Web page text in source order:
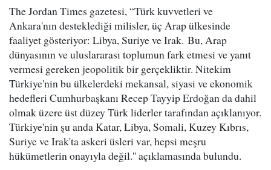
The Jordan Times gazetesi, “Türk kuvvetleri ve
Ankara'nın desteklediği milisler, üç Arap ülkesinde
faaliyet gösteriyor: Libya, Suriye ve Irak. Bu, Arap
dünyasının ve uluslararası toplumun fark etmesi ve yanıt
vermesi gereken jeopolitik bir gerçekliktir. Nitekim
Türkiye'nin bu ülkelerdeki mekansal, siyasi ve ekonomik
hedefleri Cumhurbaşkanı Recep Tayyip Erdoğan da dahil
olmak üzere üst düzey Türk liderler tarafından açıklanıyor.
Türkiye'nin şu anda Katar, Libya, Somali, Kuzey Kıbrıs,
Suriye ve Irak'ta askeri üsleri var, hepsi meşru
hükümetlerin onayıyla değil.'' açıklamasında bulundu.